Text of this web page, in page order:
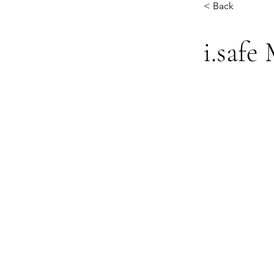
< Back
i.safe